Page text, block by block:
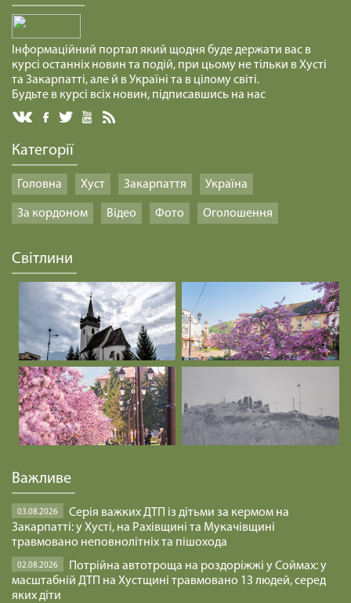
ПОБУТИ В ТИШІ /1471/ Майтеся файно
29.01.2025
29.01.2025
Посвятити себе і все, що я маю.
29.01.2025
ПЕРЕБУВАТИ В ДОБРІ /1468/ Майтеся файно
29.01.2025
БУДЬМО УВАЖНІ /1466/ Майтеся файно
Інформаційний портал який щодня буде держати вас в
курсі останніх новин та подій, при цьому не тільки в Хусті
та Закарпатті, але й в Україні та в цілому світі.
Будьте в курсі всіх новин, підписавшись на нас
Категорії
Головна Хуст Закарпаття Україна
За кордоном Відео Фото Оголошення
Світлини
Важливе
03.08.2026
Серія важких ДТП із дітьми за кермом на
Закарпатті: у Хусті, на Рахівщині та Мукачівщині
травмовано неповнолітніх та пішохода
02.08.2026
Потрійна автотроща на роздоріжжі у Соймах: у
масштабній ДТП на Хустщині травмовано 13 людей, серед
яких діти